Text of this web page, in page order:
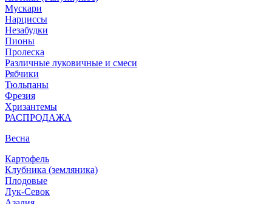
Мускари
Нарцисcы
Незабудки
Пионы
Пролеска
Различные луковичные и смеси
Рябчики
Тюльпаны
Фрезия
Хризантемы
РАСПРОДАЖА
Весна
Картофель
Клубника (земляника)
Плодовые
Лук-Севок